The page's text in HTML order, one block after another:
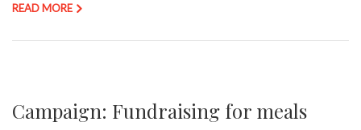
READ MORE
Campaign: Fundraising for meals